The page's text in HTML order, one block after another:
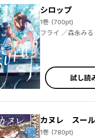
シロップ
1巻 (700pt)
試し読
カヌレ スール
1巻 (780pt)